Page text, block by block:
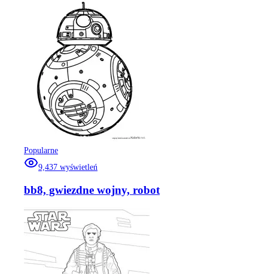
Popularne
9,437 wyświetleń
bb8, gwiezdne wojny, robot